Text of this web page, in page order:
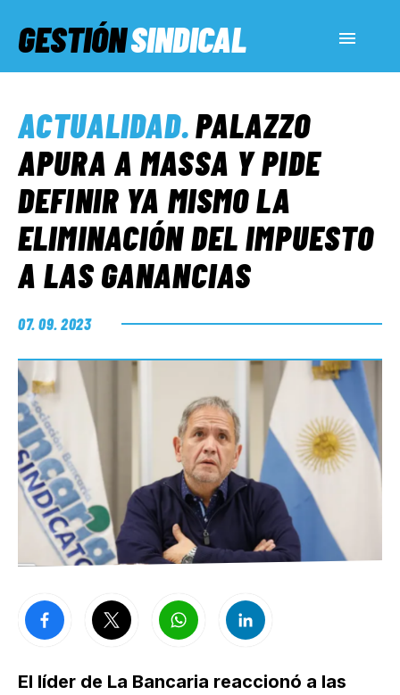
GESTIÓNSINDICAL
SERVICIOS SOCIALES
INFORMES ESPECIALES
FUERA DE MEGÁFONO
EL LADO «G»
ACTUALIDAD.PALAZZO
APURA A MASSA Y PIDE
DEFINIR YA MISMO LA
ELIMINACIÓN DEL IMPUESTO
A LAS GANANCIAS
07. 09. 2023
El líder de La Bancaria reaccionó a las